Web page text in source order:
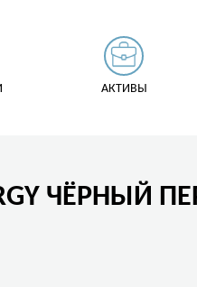
АКТИВЫ
ЧЁРНЫЙ